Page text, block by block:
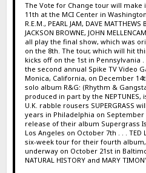
The Vote for Change tour will
11th at the MCI Center in Washington,
R.E.M., PEARL JAM, DAVE MATTHEWS
JACKSON BROWNE, JOHN
all play the final show, which was
on the 8th. The tour, which will hit
kicks off on the 1st in Pennsylvania .
the second annual Spike TV Video
Monica, California, on December
solo album R&G: (Rhythm &
produced in part by the NEPTUNES,
U.K. rabble rousers SUPERGRASS
years in Philadelphia on
release of their album Supergrass
Los Angeles on October 7th . . . TED
six-week tour for their fourth
underway on October 21st in
NATURAL HISTORY and MARY